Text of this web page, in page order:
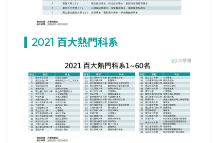
2021 百大熱門科系